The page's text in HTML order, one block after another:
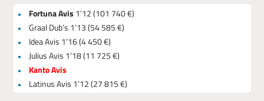
Fortuna Avis 1’12 (101 740 €)
Graal Dub’s 1’13 (54 585 €)
Idea Avis 1’16 (4 450 €)
Julius Avis 1’18 (11 725 €)
Kanto Avis
Latinus Avis 1’12 (27 815 €)